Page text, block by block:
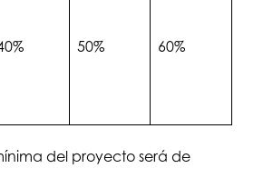
50% 60%
del proyecto será de